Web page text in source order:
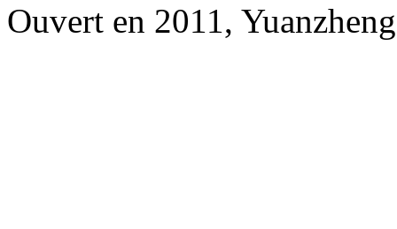
Ouvert en 2011,